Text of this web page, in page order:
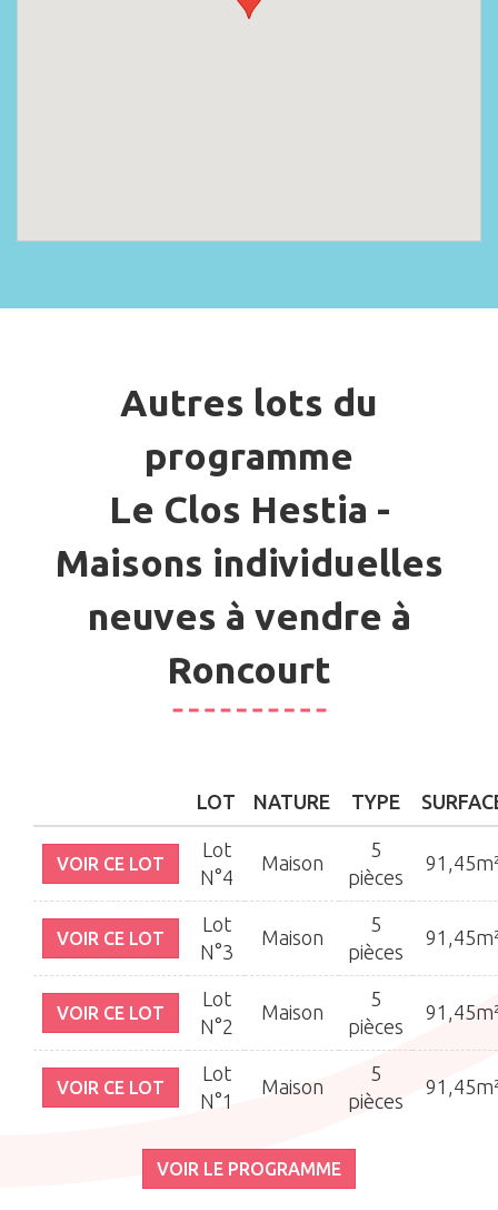
Autres lots du
programme
Le Clos Hestia -
Maisons individuelles
neuves à vendre à
Roncourt
LOT NATURE TYPE
VOIR CE LOT
Lot
N°4
Maison
5
pièces
VOIR CE LOT
Lot
N°3
Maison
5
pièces
VOIR CE LOT
Lot
N°2
Maison
5
pièces
VOIR CE LOT
Lot
N°1
Maison
5
pièces
VOIR LE PROGRAMME